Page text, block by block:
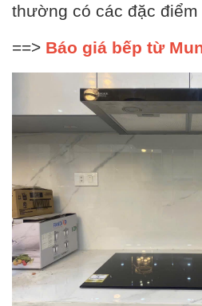
thường có các đặc điểm
==> Báo giá bếp từ